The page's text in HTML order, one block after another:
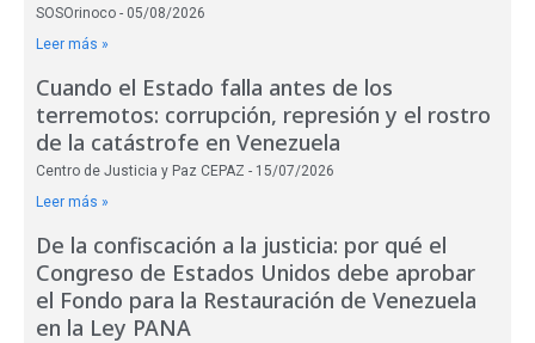
SOSOrinoco
05/08/2026
Leer más »
Cuando el Estado falla antes de los
terremotos: corrupción, represión y el rostro
de la catástrofe en Venezuela
Centro de Justicia y Paz CEPAZ
15/07/2026
Leer más »
De la confiscación a la justicia: por qué el
Congreso de Estados Unidos debe aprobar
el Fondo para la Restauración de Venezuela
en la Ley PANA